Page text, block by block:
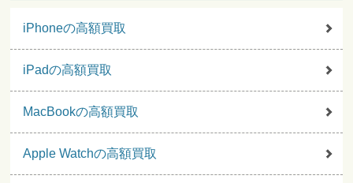
iPhoneの高額買取
iPadの高額買取
MacBookの高額買取
Apple Watchの高額買取